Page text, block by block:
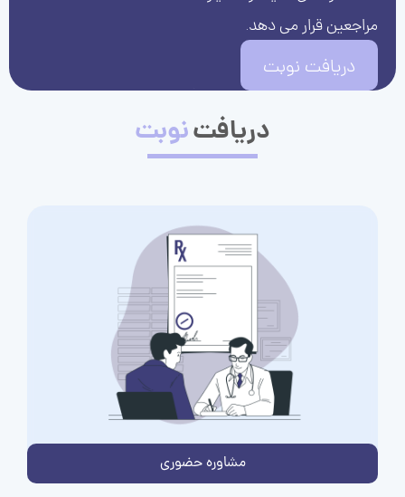
مراجعین قرار می دهد.
دریافت نوبت
دریافتنوبت
مشاوره حضوری